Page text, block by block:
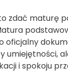
zdać maturę
oficjalny
umiejętności,
i spokoju